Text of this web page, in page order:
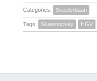
Categories: Skeelerbaan
Tags: Skatehockey HGV